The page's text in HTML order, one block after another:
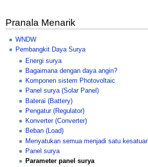
Pranala Menarik
WNDW
Pembangkit Daya Surya
Energi surya
Bagaimana dengan daya angin?
Komponen sistem Photovoltaic
Panel surya (Solar Panel)
Baterai (Battery)
Pengatur (Regulator)
Konverter (Converter)
Beban (Load)
Menyatukan semua menjadi satu
Panel surya
Parameter panel surya